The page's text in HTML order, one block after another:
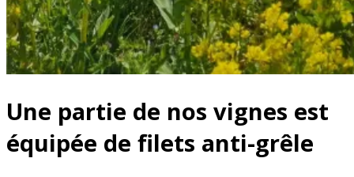
Une partie de nos vignes est
équipée de filets anti-grêle